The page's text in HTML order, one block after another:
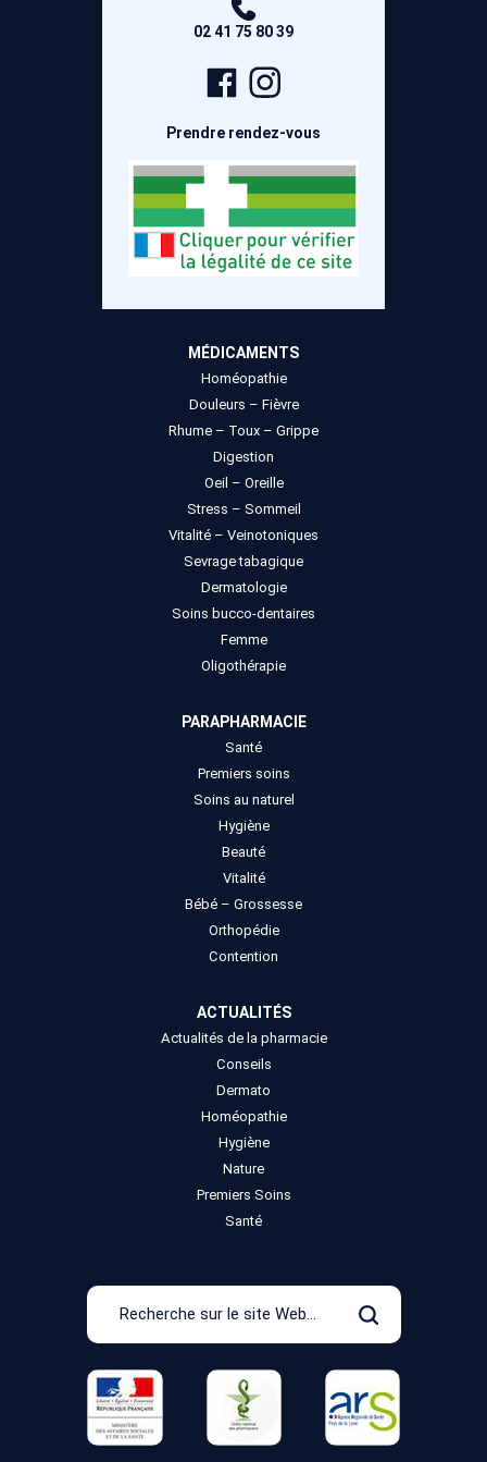
être
sur
page
du
produit
02 41 75 80 39
Page
Facebook
Prendre rendez-vous
MÉDICAMENTS
Homéopathie
Douleurs – Fièvre
Rhume – Toux – Grippe
Digestion
Oeil – Oreille
Stress – Sommeil
Vitalité – Veinotoniques
Sevrage tabagique
Dermatologie
Soins bucco-dentaires
Femme
Oligothérapie
PARAPHARMACIE
Santé
Premiers soins
Soins au naturel
Hygiène
Beauté
Vitalité
Bébé – Grossesse
Orthopédie
Contention
ACTUALITÉS
Actualités de la pharmacie
Conseils
Dermato
Homéopathie
Hygiène
Nature
Premiers Soins
Santé
Recherche
le
site
Web
Rechercher